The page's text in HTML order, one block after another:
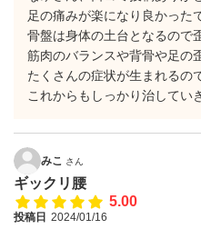
足の痛みが楽になり良かった
骨盤は身体の土台となるので
筋肉のバランスや背骨や足の
たくさんの症状が生まれるの
これからもしっかり治してい
みこ さん
ギックリ腰
5.00
投稿日 2024/01/16